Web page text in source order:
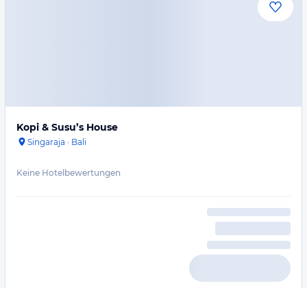
Kopi & Susu’s House
Singaraja · Bali
Keine Hotelbewertungen